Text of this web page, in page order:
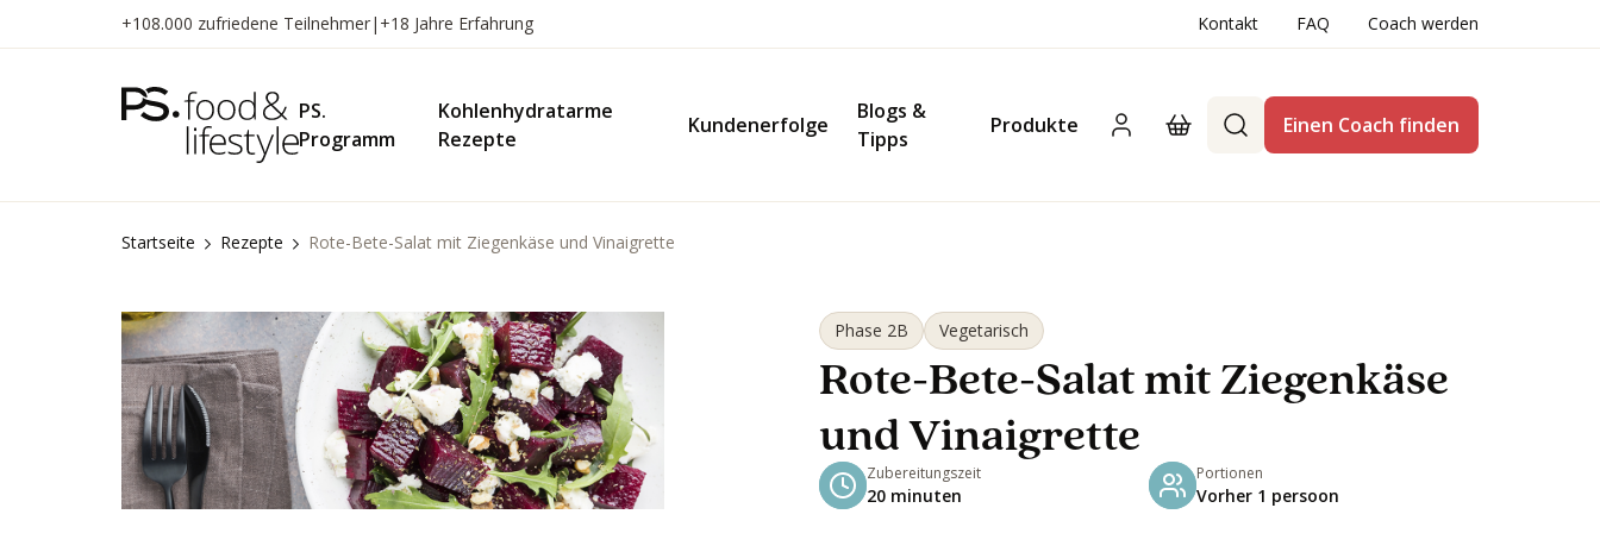
Inhalt
+108.000 zufriedene Teilnehmer| +18 Jahre Erfahrung Kontakt FAQ Coach werden
PS.
Programm
Kohlenhydratarme
Rezepte
Kundenerfolge
Blogs &
Tipps
Produkte Einen Coach finden
Startseite Rezepte Rote-Bete-Salat mit Ziegenkäse und Vinaigrette
Phase 2B Vegetarisch
Rote-Bete-Salat mit Ziegenkäse
und Vinaigrette
Zubereitungszeit
20 minuten
Portionen
Vorher 1 persoon